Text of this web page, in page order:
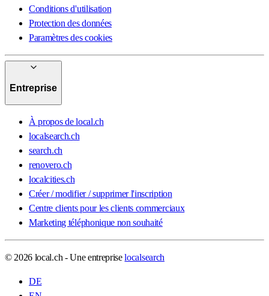
Conditions d'utilisation
Protection des données
Paramètres des cookies
Entreprise
À propos de local.ch
localsearch.ch
search.ch
renovero.ch
localcities.ch
Créer / modifier / supprimer l'inscription
Centre clients pour les clients commerciaux
Marketing téléphonique non souhaité
© 2026 local.ch - Une entrepriselocalsearch
DE